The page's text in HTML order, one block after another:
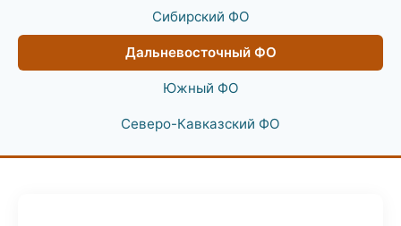
Сибирский ФО
Дальневосточный ФО
Южный ФО
Северо-Кавказский ФО